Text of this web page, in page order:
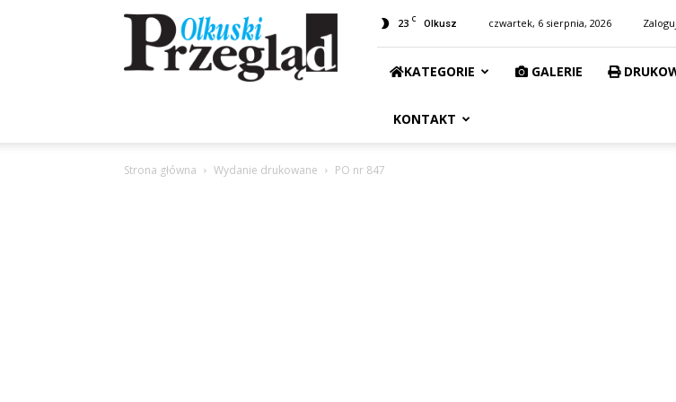
Przegląd
Olkuski
23 C Olkusz czwartek, 6 sierpnia, 2026
KATEGORIE GALERIE
KONTAKT
Strona główna Wydanie drukowane PO nr 847